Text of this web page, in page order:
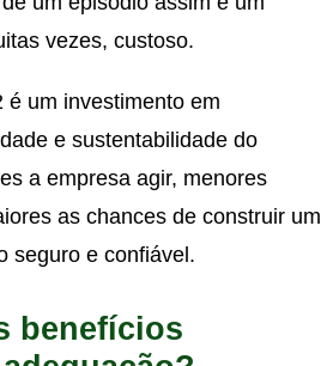
vezes, custoso.
é um investimento em
e sustentabilidade do
a empresa agir, menores
as chances de construir um
seguro e confiável.
benefícios